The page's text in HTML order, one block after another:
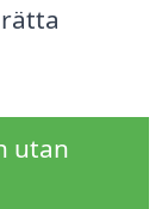
utan